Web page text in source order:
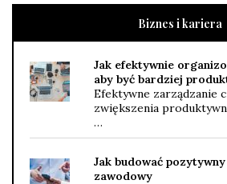
Biznes i kariera
Jak efektywnie
aby być bardziej
Efektywne zarządzanie
zwiększenia
…
Jak budować
zawodowy